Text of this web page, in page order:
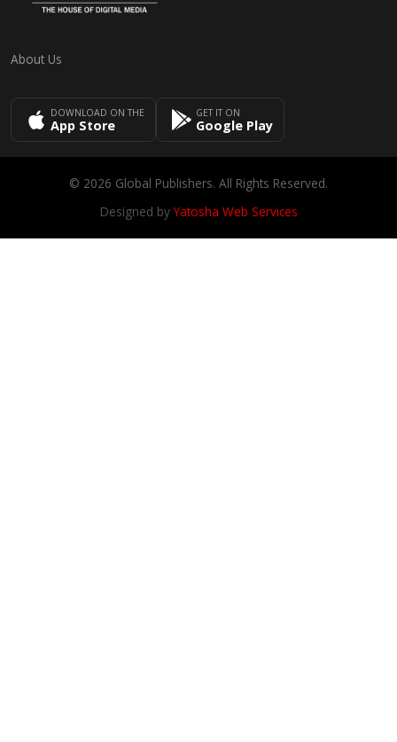
About Us
DOWNLOAD ON THE
App Store
GET IT ON
Google Play
© 2026 Global Publishers. All Rights Reserved.
Designed byYatosha Web Services